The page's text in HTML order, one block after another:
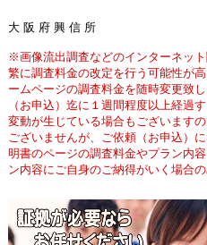
大 阪 府 興 信 所
※画像流出調査などのインターネッ
繁に調査料金の改定を行う可能性が
ームページの調査料金を随時変更致
（お申込）迄に１週間程度以上経過
変動が生じている場合もございます
ございませんが、ご依頼（お申込）
明書のページの調査料金やプラン内
ン内容にご自身のご納得がいく場合